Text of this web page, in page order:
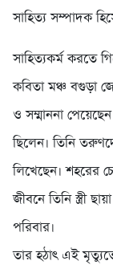
সাহিত্য সম্পাদক
সাহিত্যকর্ম করতে
কবিতা মঞ্চ বগুড়া
ও সম্মাননা
ছিলেন। তিনি
লিখেছেন। শহরের
জীবনে তিনি স্ত্রী
পরিবার।
তার হঠাৎ এই